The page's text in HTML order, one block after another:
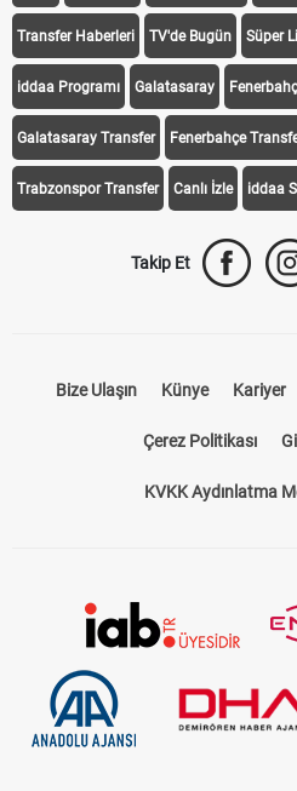
iddaa Canlı Skor Puan Durumu Canlı
Transfer Haberleri TV'de Bugün Süper
iddaa Programı Galatasaray
Galatasaray Transfer Fenerbahçe
Trabzonspor Transfer Canlı İzle iddaa